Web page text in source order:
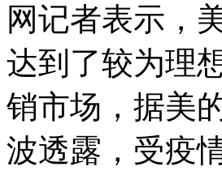
网记者表示，
达到了较为理
销市场，据美
波透露，受疫